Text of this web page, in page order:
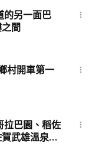
的另一面巴
間
村開車第一
巴園、稻佐
武雄溫泉樓